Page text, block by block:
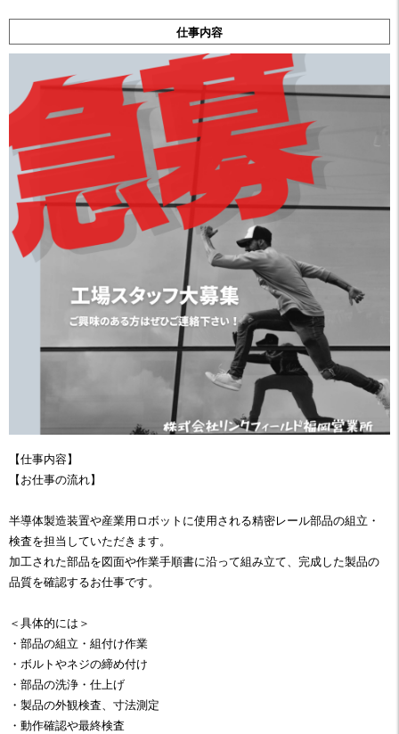
仕事内容
【仕事内容】
【お仕事の流れ】
半導体製造装置や産業用ロボットに使用される精密レール部品の組立・
検査を担当していただきます。
加工された部品を図面や作業手順書に沿って組み立て、完成した製品の
品質を確認するお仕事です。
＜具体的には＞
・部品の組立・組付け作業
・ボルトやネジの締め付け
・部品の洗浄・仕上げ
・製品の外観検査、寸法測定
・動作確認や最終検査